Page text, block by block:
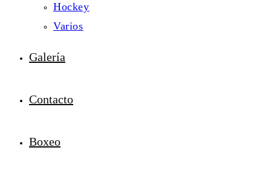
Hockey
Varios
Galería
Contacto
Boxeo